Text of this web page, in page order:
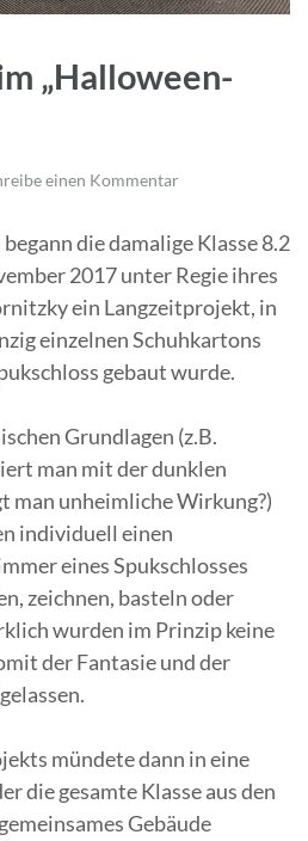
„Halloween-
einen Kommentar
die damalige Klasse 8.2
2017 unter Regie ihres
ein Langzeitprojekt, in
einzelnen Schuhkartons
gebaut wurde.
Grundlagen (z.B.
man mit der dunklen
man unheimliche Wirkung?)
individuell einen
eines Spukschlosses
zeichnen, basteln oder
wurden im Prinzip keine
der Fantasie und der
mündete dann in eine
die gesamte Klasse aus den
Gebäude